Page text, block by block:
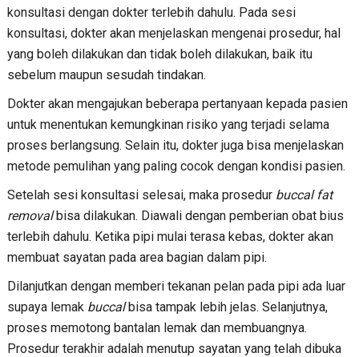
konsultasi dengan dokter terlebih dahulu. Pada sesi
konsultasi, dokter akan menjelaskan mengenai prosedur, hal
yang boleh dilakukan dan tidak boleh dilakukan, baik itu
sebelum maupun sesudah tindakan.
Dokter akan mengajukan beberapa pertanyaan kepada pasien
untuk menentukan kemungkinan risiko yang terjadi selama
proses berlangsung. Selain itu, dokter juga bisa menjelaskan
metode pemulihan yang paling cocok dengan kondisi pasien.
Setelah sesi konsultasi selesai, maka prosedur buccal fat
removalbisa dilakukan. Diawali dengan pemberian obat bius
terlebih dahulu. Ketika pipi mulai terasa kebas, dokter akan
membuat sayatan pada area bagian dalam pipi.
Dilanjutkan dengan memberi tekanan pelan pada pipi ada luar
supaya lemak buccalbisa tampak lebih jelas. Selanjutnya,
proses memotong bantalan lemak dan membuangnya.
Prosedur terakhir adalah menutup sayatan yang telah dibuka